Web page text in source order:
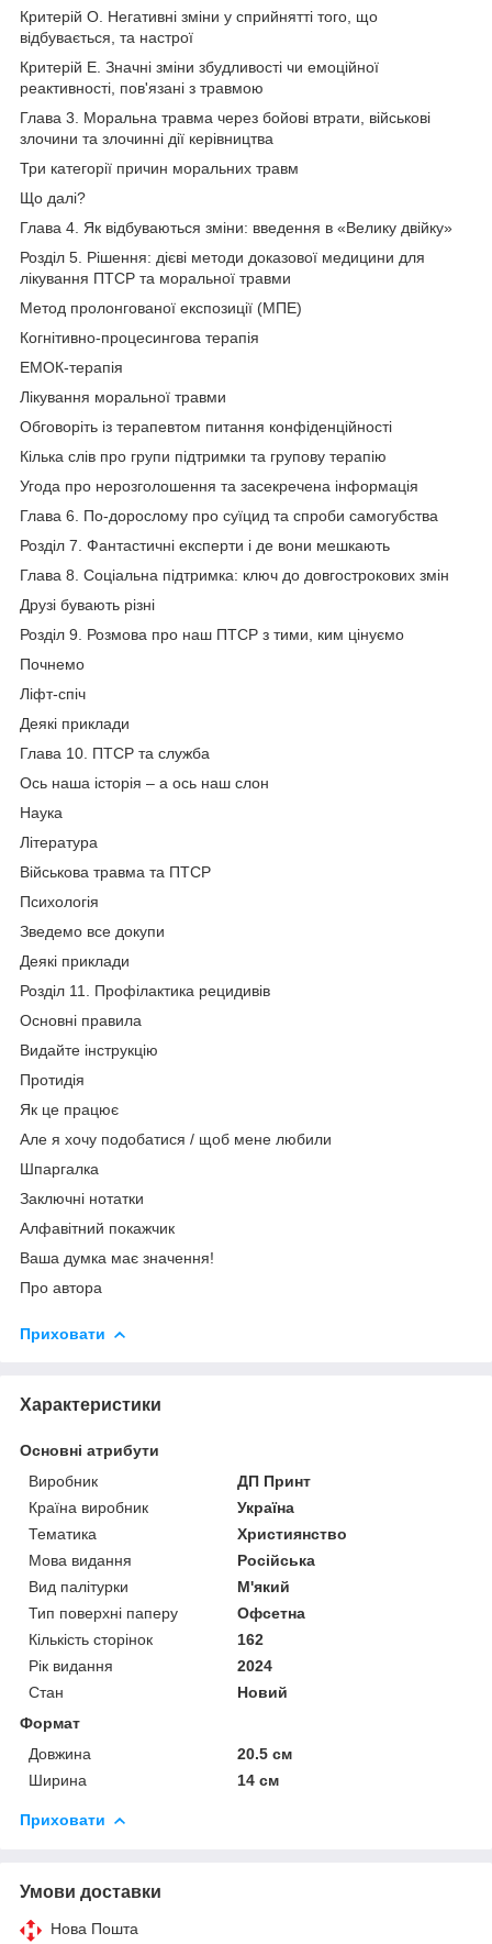
Критерій О. Негативні зміни у сприйнятті того, що
відбувається, та настрої
Критерій Е. Значні зміни збудливості чи емоційної
реактивності, пов'язані з травмою
Глава 3. Моральна травма через бойові втрати, військові
злочини та злочинні дії керівництва
Три категорії причин моральних травм
Що далі?
Глава 4. Як відбуваються зміни: введення в «Велику двійку»
Розділ 5. Рішення: дієві методи доказової медицини для
лікування ПТСР та моральної травми
Метод пролонгованої експозиції (МПЕ)
Когнітивно-процесингова терапія
ЕМОК-терапія
Лікування моральної травми
Обговоріть із терапевтом питання конфіденційності
Кілька слів про групи підтримки та групову терапію
Угода про нерозголошення та засекречена інформація
Глава 6. По-дорослому про суїцид та спроби самогубства
Розділ 7. Фантастичні експерти і де вони мешкають
Глава 8. Соціальна підтримка: ключ до довгострокових змін
Друзі бувають різні
Розділ 9. Розмова про наш ПТСР з тими, ким цінуємо
Почнемо
Ліфт-спіч
Деякі приклади
Глава 10. ПТСР та служба
Ось наша історія – а ось наш слон
Наука
Література
Військова травма та ПТСР
Психологія
Зведемо все докупи
Деякі приклади
Розділ 11. Профілактика рецидивів
Основні правила
Видайте інструкцію
Протидія
Як це працює
Але я хочу подобатися / щоб мене любили
Шпаргалка
Заключні нотатки
Алфавітний покажчик
Ваша думка має значення!
Про автора
Приховати
Характеристики
Основні атрибути
Виробник
ДП Принт
Країна виробник
Україна
Тематика
Християнство
Мова видання
Російська
Вид палітурки
М'який
Тип поверхні паперу
Офсетна
Кількість сторінок
162
Рік видання
2024
Стан
Новий
Формат
Довжина
20.5 см
Ширина
14 см
Приховати
Умови доставки
Нова Пошта